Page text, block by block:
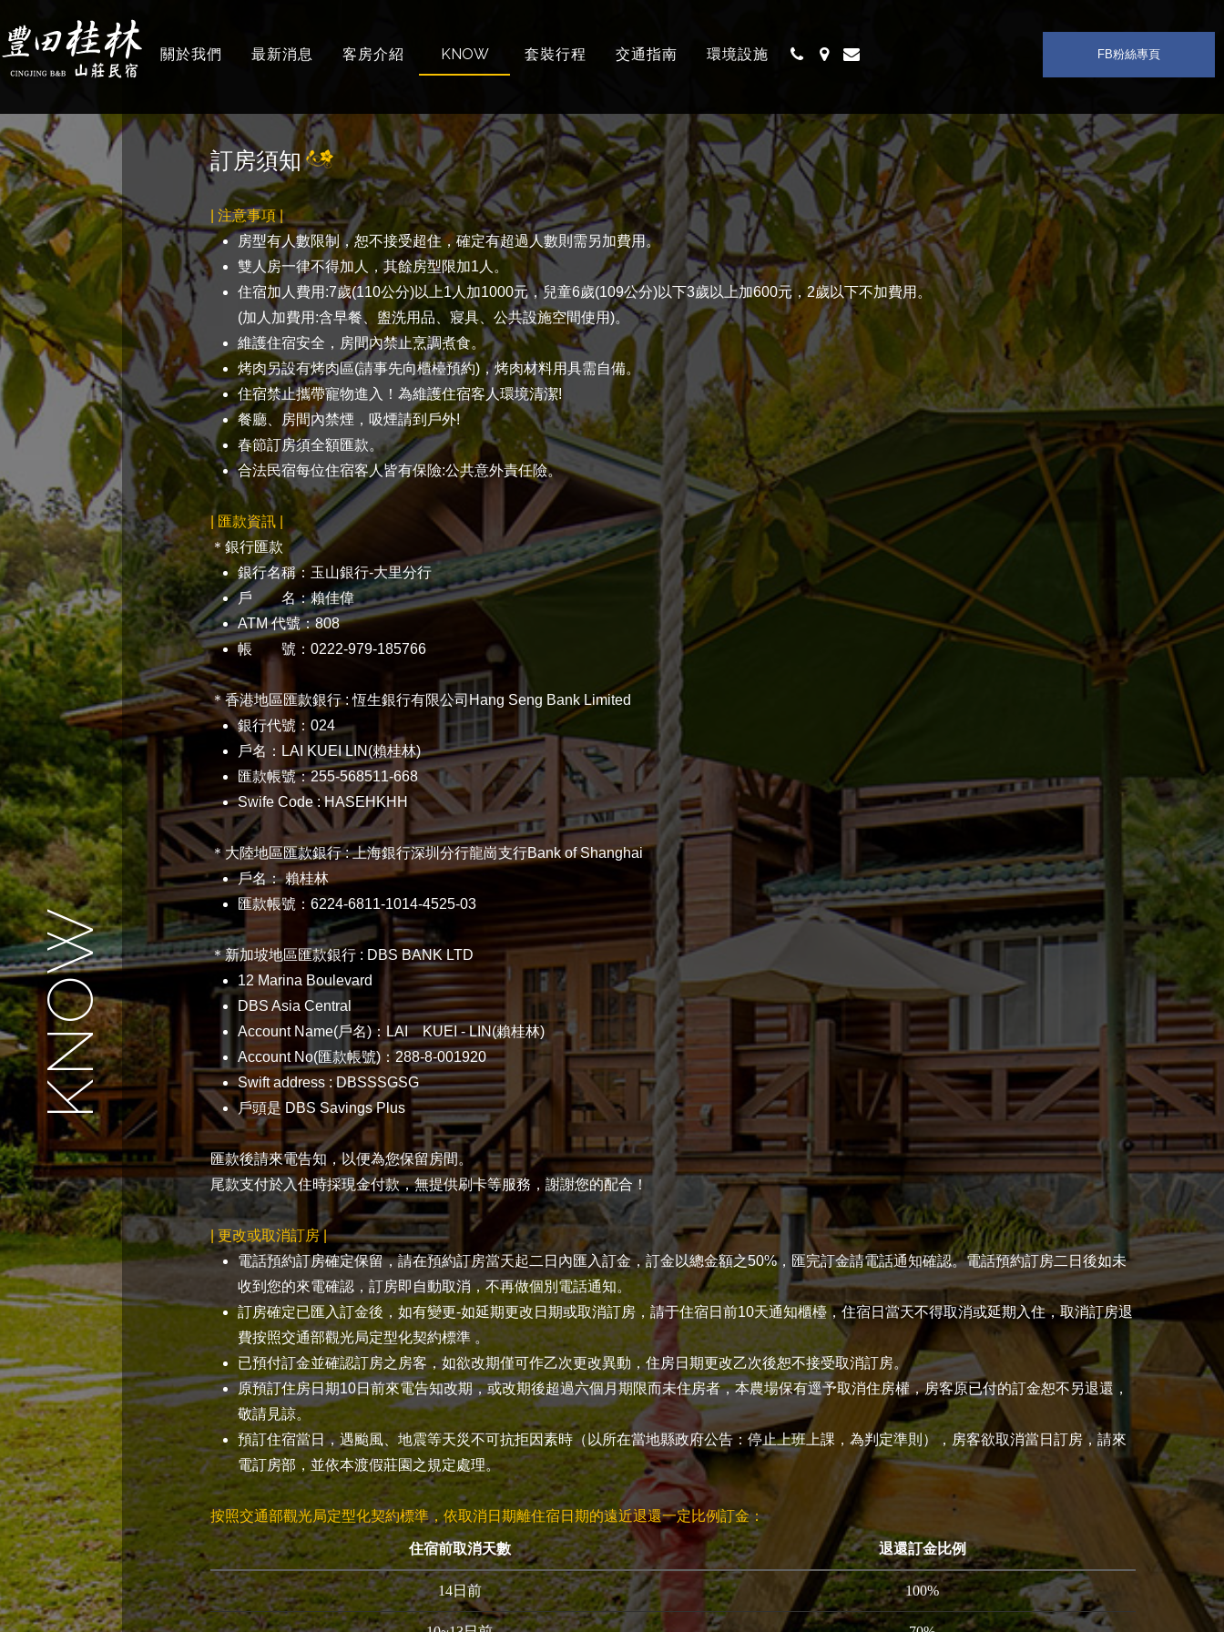
關於我們 最新消息 客房介紹 KNOW 套裝行程 交通指南 環境設施 FB粉絲專頁
訂房須知
| 注意事項 |
房型有人數限制，恕不接受超住，確定有超過人數則需另加費用。
雙人房一律不得加人，其餘房型限加1人。
住宿加人費用:7歲(110公分)以上1人加1000元，兒童6歲(109公分)以下3歲以上加600元，2歲以下不加費用。
(加人加費用:含早餐、盥洗用品、寢具、公共設施空間使用)。
維護住宿安全，房間內禁止烹調煮食。
烤肉另設有烤肉區(請事先向櫃檯預約)，烤肉材料用具需自備。
住宿禁止攜帶寵物進入！為維護住宿客人環境清潔!
餐廳、房間內禁煙，吸煙請到戶外!
春節訂房須全額匯款。
合法民宿每位住宿客人皆有保險:公共意外責任險。
| 匯款資訊 |
＊銀行匯款
銀行名稱：玉山銀行-大里分行
戶 名：賴佳偉
ATM 代號：808
帳 號：0222-979-185766
＊香港地區匯款銀行 : 恆生銀行有限公司Hang Seng Bank Limited
銀行代號：024
戶名：LAI KUEI LIN(賴桂林)
匯款帳號：255-568511-668
Swife Code : HASEHKHH
＊大陸地區匯款銀行 : 上海銀行深圳分行龍崗支行Bank of Shanghai
戶名： 賴桂林
匯款帳號：6224-6811-1014-4525-03
＊新加坡地區匯款銀行 : DBS BANK LTD
12 Marina Boulevard
DBS Asia Central
Account Name(戶名)：LAI KUEI - LIN(賴桂林)
Account No(匯款帳號)：288-8-001920
Swift address : DBSSSGSG
戶頭是 DBS Savings Plus
匯款後請來電告知，以便為您保留房間。
尾款支付於入住時採現金付款，無提供刷卡等服務，謝謝您的配合！
| 更改或取消訂房 |
電話預約訂房確定保留，請在預約訂房當天起二日內匯入訂金，訂金以總金額之50%，匯完訂金請電話通知確認。電話預約訂房二日後如未
收到您的來電確認，訂房即自動取消，不再做個別電話通知。
訂房確定已匯入訂金後，如有變更-如延期更改日期或取消訂房，請于住宿日前10天通知櫃檯，住宿日當天不得取消或延期入住，取消訂房退
費按照交通部觀光局定型化契約標準 。
已預付訂金並確認訂房之房客，如欲改期僅可作乙次更改異動，住房日期更改乙次後恕不接受取消訂房。
原預訂住房日期10日前來電告知改期，或改期後超過六個月期限而未住房者，本農場保有逕予取消住房權，房客原已付的訂金恕不另退還，
敬請見諒。
預訂住宿當日，遇颱風、地震等天災不可抗拒因素時（以所在當地縣政府公告：停止上班上課，為判定準則），房客欲取消當日訂房，請來
電訂房部，並依本渡假莊園之規定處理。
按照交通部觀光局定型化契約標準，依取消日期離住宿日期的遠近退還一定比例訂金：
住宿前取消天數 退還訂金比例
14日前 100%